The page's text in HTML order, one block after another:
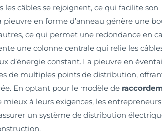
câbles se rejoignent, ce qui facilite son
en forme d’anneau génère une
ce qui permet une redondance en
une colonne centrale qui relie les
d’énergie constant. La pieuvre en
de multiples points de distribution,
En optant pour le modèle de
mieux à leurs exigences, les
un système de distribution